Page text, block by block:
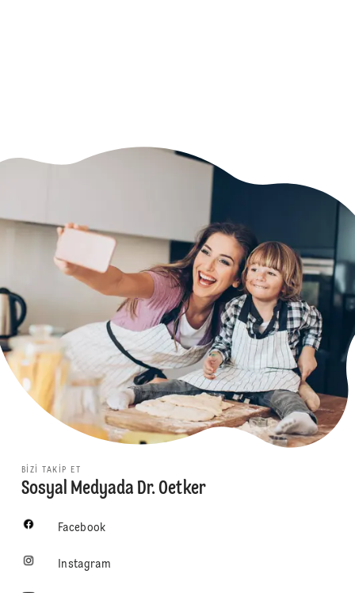
BIZI TAKIP ET
Sosyal Medyada Dr. Oetker
Facebook
Instagram